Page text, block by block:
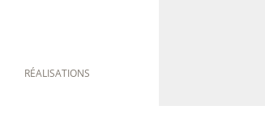
RÉALISATIONS